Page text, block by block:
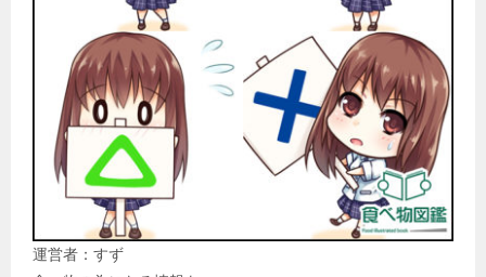
運営者：すず